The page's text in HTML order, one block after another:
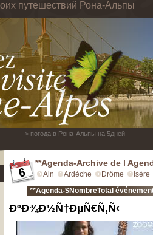
путешествий Рона-Альпы
> погода в Рона-Альпы на 5дней
**Agenda-Archive de l
Ain Ardèche Drôme
Isère
**Agenda-$NombreTotal
ÐºÐ¾Ð½Ñ†ÐµÑ€Ñ‚Ñ‹